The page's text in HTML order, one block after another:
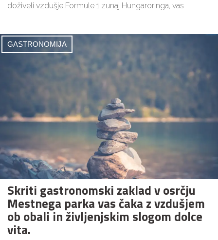
doživeli vzdušje Formule 1 zunaj Hungaroringa, vas
GASTRONOMIJA
Skriti gastronomski zaklad v osrčju
Mestnega parka vas čaka z vzdušjem
ob obali in življenjskim slogom dolce
vita.